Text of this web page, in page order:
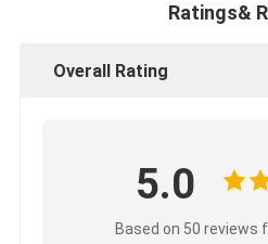
Ratings&
Overall Rating
5.0
Based on 50 reviews